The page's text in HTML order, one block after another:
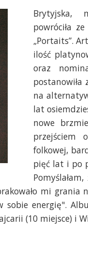
Brytyjska,
powróciła
„Portaits”.
ilość
oraz
postanowiła
na
lat
nowe
przejściem
folkowej,
pięć lat i po
mi grania
sobie energię".
(10 miejsce) i